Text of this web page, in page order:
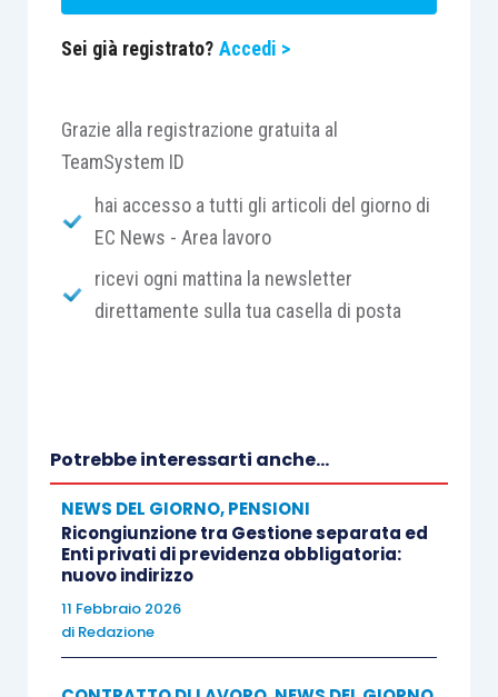
Sei già registrato? Accedi >
Grazie alla registrazione gratuita al
TeamSystem ID
hai accesso a tutti gli articoli del giorno di
EC News - Area lavoro
ricevi ogni mattina la newsletter
direttamente sulla tua casella di posta
Potrebbe interessarti anche...
NEWS DEL GIORNO,PENSIONI
Ricongiunzione tra Gestione separata ed
Enti privati di previdenza obbligatoria:
nuovo indirizzo
11 Febbraio 2026
di Redazione